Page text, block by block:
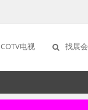
COTV电视 找展会